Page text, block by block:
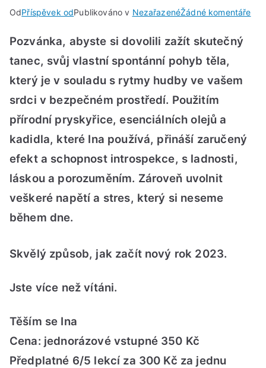
OdPříspěvek odPublikováno v NezařazenéŽádné komentářeu
Pozvánka, abyste si dovolili zažít skutečný
tanec, svůj vlastní spontánní pohyb těla,
který je v souladu s rytmy hudby ve vašem
srdci v bezpečném prostředí. Použitím
přírodní pryskyřice, esenciálních olejů a
kadidla, které Ina používá, přináší zaručený
efekt a schopnost introspekce, s ladnosti,
láskou a porozuměním. Zároveň uvolnit
veškeré napětí a stres, který si neseme
během dne.
Skvělý způsob, jak začít nový rok 2023.
Jste více než vítáni.
Těším se Ina
Cena: jednorázové vstupné 350 Kč
Předplatné 6/5 lekcí za 300 Kč za jednu